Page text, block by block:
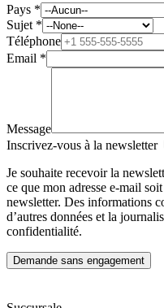
Pays *
Sujet *
Téléphone
Email *
Message
Inscrivez-vous à la newsletter
Je souhaite recevoir la
ce que mon adresse e-mail
newsletter. Des informations
d’autres données et la
confidentialité.